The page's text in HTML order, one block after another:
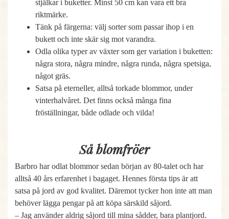
stjälkar i buketter. Minst 50 cm kan vara ett bra
riktmärke.
Tänk på färgerna: välj sorter som passar ihop i en
bukett och inte skär sig mot varandra.
Odla olika typer av växter som ger variation i buketten:
några stora, några mindre, några runda, några spetsiga,
något gräs.
Satsa på eterneller, alltså torkade blommor, under
vinterhalvåret. Det finns också många fina
fröställningar, både odlade och vilda!
Så blomfröer
Barbro har odlat blommor sedan början av 80-talet och har
alltså 40 års erfarenhet i bagaget. Hennes första tips är att
satsa på jord av god kvalitet. Däremot tycker hon inte att man
behöver lägga pengar på att köpa särskild såjord.
– Jag använder aldrig såjord till mina sådder, bara plantjord.